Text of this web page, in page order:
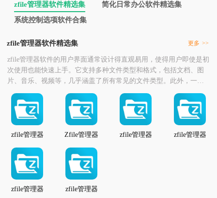
zfile管理器软件精选集
简化日常办公软件精选集
系统控制选项软件合集
zfile管理器软件精选集 更多 >>
zfile管理器软件的用户界面通常设计得直观易用，使得用户即使是初
次使用也能快速上手。它支持多种文件类型和格式，包括文档、图
片、音乐、视频等，几乎涵盖了所有常见的文件类型。此外，一些
高级版本的zfile管理器还可能包含压缩和解压缩文件的功能，进一步
增加其实用性。对于企业用户来说，zfile管理器软件还可以帮助管理
团队共享的文件和文件夹，通过设置不同的访问权限来确保数据的
安全性。这种功能在团队协作中
zfile管理器
Zfile管理器
zfile管理器
zfile管理器
zfile管理器
zfile管理器